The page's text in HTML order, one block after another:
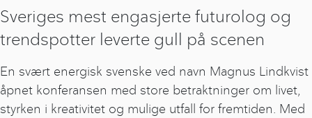
Sveriges mest engasjerte futurolog og
trendspotter leverte gull på scenen
En svært energisk svenske ved navn Magnus Lindkvist
åpnet konferansen med store betraktninger om livet,
styrken i kreativitet og mulige utfall for fremtiden. Med